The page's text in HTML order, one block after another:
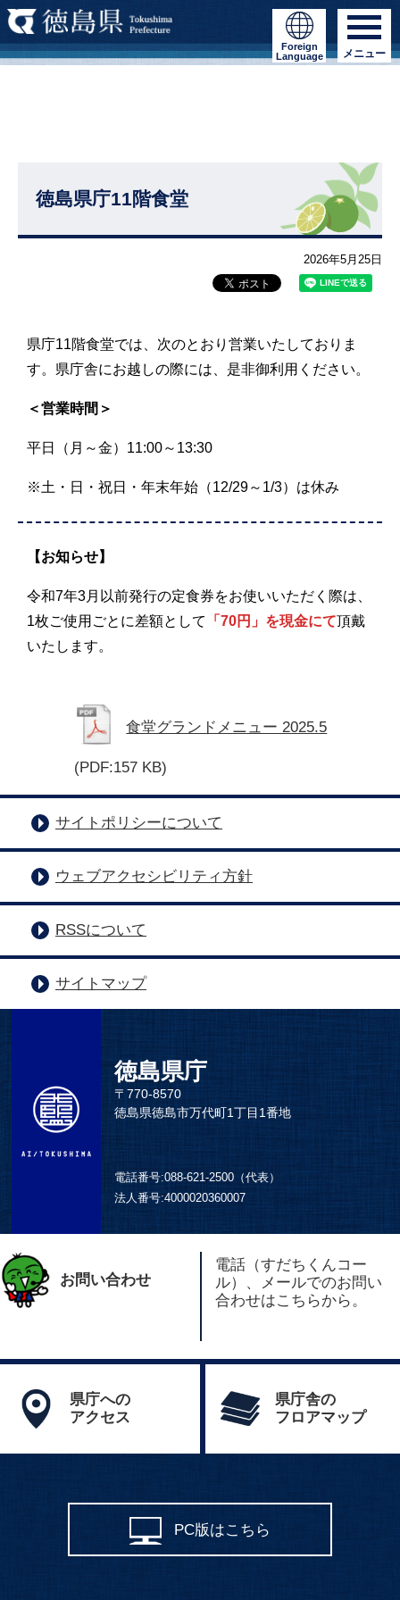
Foreign
Language
メニュー
徳島県庁11階食堂
2026年5月25日
県庁11階食堂では、次のとおり営業いたしておりま
す。県庁舎にお越しの際には、是非御利用ください。
＜営業時間＞
平日（月～金）11:00～13:30
※土・日・祝日・年末年始（12/29～1/3）は休み
【お知らせ】
令和7年3月以前発行の定食券をお使いいただく際は、
1枚ご使用ごとに差額として
「70円」を現金にて頂戴
いたします。
食堂グランドメニュー 2025.5
(PDF:157 KB)
サイトポリシーについて
ウェブアクセシビリティ方針
RSSについて
サイトマップ
徳島県庁
〒770-8570
徳島県徳島市万代町1丁目1番地
電話番号:088-621-2500（代表）
法人番号:4000020360007
お問い合わせ
電話（すだちくんコー
ル）、メールでのお問い
合わせはこちらから。
県庁への
アクセス
県庁舎の
フロアマップ
PC版はこちら